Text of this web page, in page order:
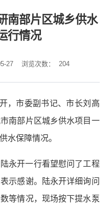
南部片区城乡供水
行情况
27 浏览次数： 204
，市委副书记、市长刘高
南部片区城乡供水项目一
水保障情况。
永开一行看望慰问了工程
示感谢。陆永开详细询问
等情况，现场按下提水泵